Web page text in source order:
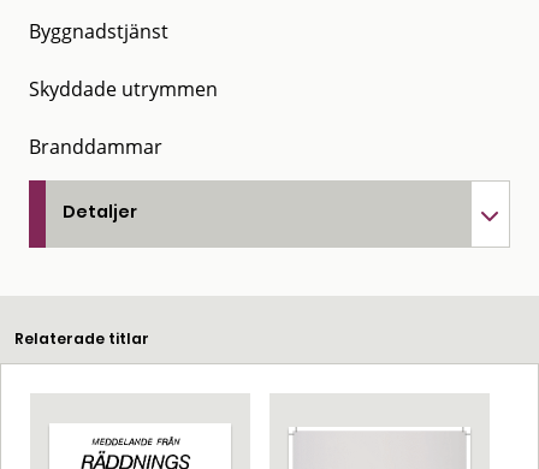
Byggnadstjänst
Skyddade utrymmen
Branddammar
Detaljer
Relaterade titlar